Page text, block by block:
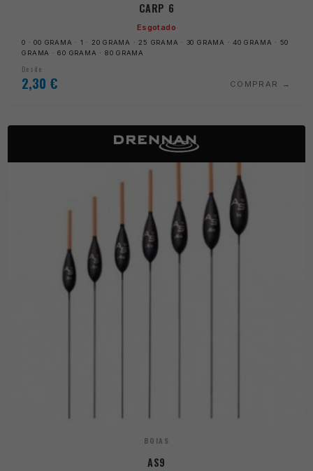
CARP 6
Esgotado
0 · 00 GRAMA · 1 · 20 GRAMA · 25 GRAMA · 30 GRAMA · 40 GRAMA · 50
GRAMA · 60 GRAMA · 80 GRAMA
Desde
2,30 € COMPRAR
BOIAS
AS9